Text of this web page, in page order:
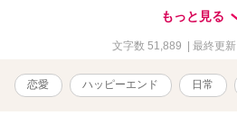
ちょい。ちょっと天然。色恋沙汰に関
事・掃除大好き女子。好きな食べ物は
㎏。 森重智也 (もりしげともや)（27）
味。今時ツーブロックの犬顔系男子。
の懐に入るのがうまい。オンとオフの
もっと見る
文字数 51,889 | 最終更
恋愛 ハッピーエンド 日常